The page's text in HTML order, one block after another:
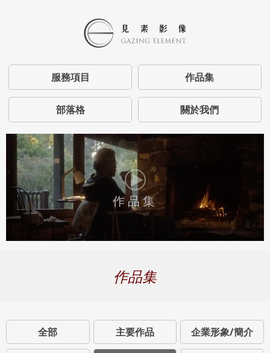
服務項目 作品集
部落格 關於我們
作品集
作品集
全部 主要作品 企業形象/簡介